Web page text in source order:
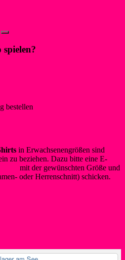
bestellen
in Erwachsenengrößen sind
zu beziehen. Dazu bitte eine E-
mit der gewünschten Größe und
oder Herrenschnitt) schicken.